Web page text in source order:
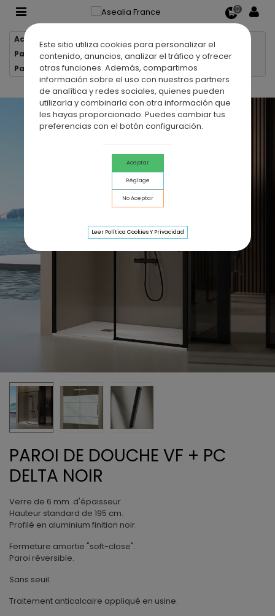
Este sitio utiliza cookies para personalizar el
contenido, anuncios, analizar el tráfico y ofrecer
otras funciones. Además, compartimos
información sobre el uso con nuestros partners
de analítica y redes sociales, quienes pueden
utilizarla y combinarla con otra información que
les hayas proporcionado. Puedes cambiar tus
preferencias con el botón configuración.
Aceptar
Réglage
No Aceptar
Leer Política Cookies Y Privacidad
0
Accueil
Parois de douche 1 verre fixe + 1 porte coulissante
Paroi de douche VF + PC DELTA NOIR
PAROI DE DOUCHE VF + PC
DELTA NOIR
Verre de 6 mm. d'épaisseur.
Hauteur standard de 195 cm.
Profilé en aluminium finition noir.
Fermeture amortie "soft-close".
Paroi réversible.
Sans seuil.
Traitement anticalcaire appliqué en usine.